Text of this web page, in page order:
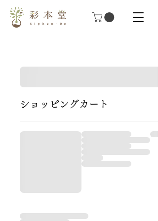
ショッピングカート